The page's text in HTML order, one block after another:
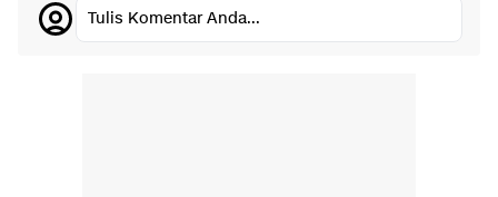
Tulis Komentar Anda...